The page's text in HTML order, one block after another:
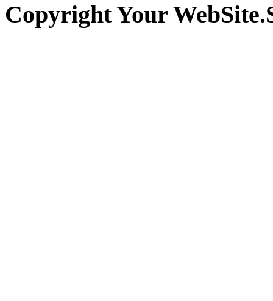
Copyright Your